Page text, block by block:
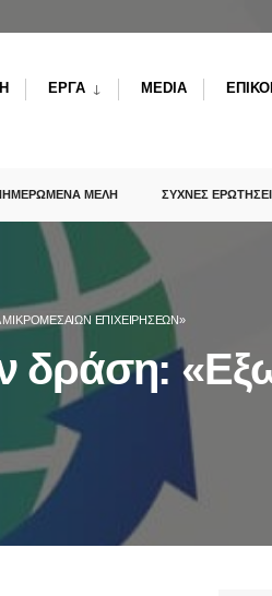
ΕΡΓΑ MEDIA
ΜΕΛΗ ΣΥΧΝΕΣ
ΕΠΙΧΕΙΡΉΣΕΩΝ»
δράση: